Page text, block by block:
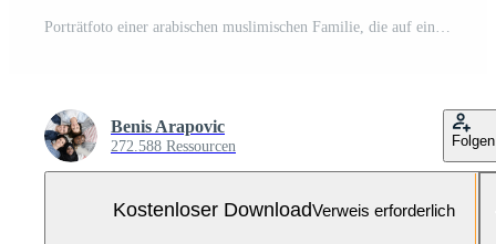
Benis Arapovic
272.588 Ressourcen Folgen
Kostenloser DownloadVerweis erforderlich